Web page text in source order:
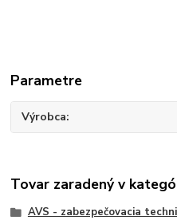
Parametre
Výrobca
Tovar zaradený v
AVS - zabezpečovacia